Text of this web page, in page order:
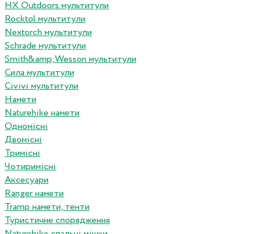
HX Outdoors мультитули
Rocktol мультитули
Nextorch мультитули
Schrade мультитули
Smith&amp;Wesson мультитули
Сила мультитули
Civivi мультитули
Намети
Naturehike намети
Одномісні
Двомісні
Тримісні
Чотиримісні
Аксесуари
Ranger намети
Tramp намети, тенти
Туристичне спорядження